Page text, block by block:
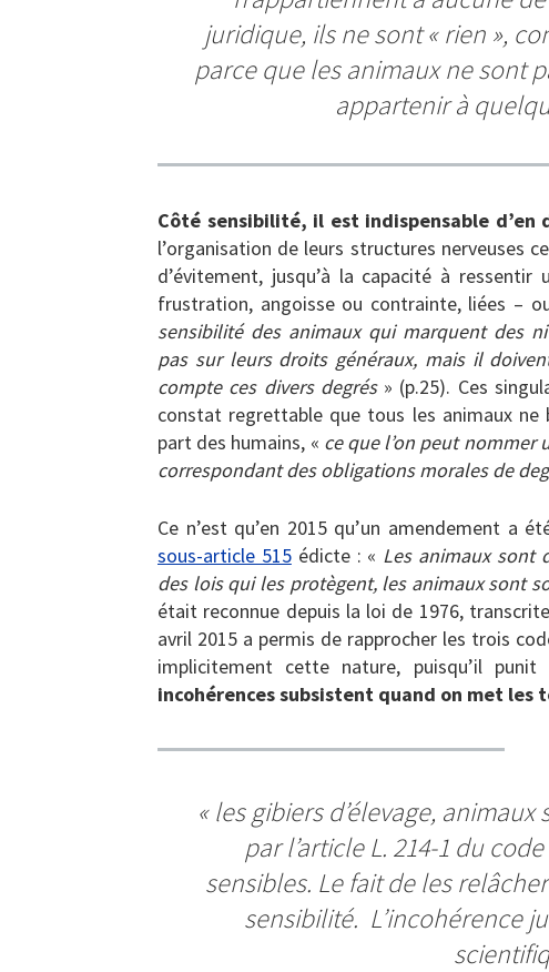
juridique, ils ne sont « rien »,
parce que les animaux ne sont
appartenir à
Côté sensibilité, il est indispensable d’en
l’organisation de leurs structures nerveuses
d’évitement, jusqu’à la capacité à
frustration, angoisse ou contrainte, liées –
sensibilité des animaux qui marquent des
pas sur leurs droits généraux, mais il
compte ces divers degrés» (p.25). Ces
constat regrettable que tous les animaux ne
part des humains, « ce que l’on peut nommer
correspondant des obligations morales de
Ce n’est qu’en 2015 qu’un amendement a
sous-article 515édicte : « Les animaux sont
des lois qui les protègent, les animaux sont
était reconnue depuis la loi de 1976,
avril 2015 a permis de rapprocher les trois
implicitement cette nature, puisqu’il
incohérences subsistent quand on met les
«les gibiers d’élevage,
par l’article L. 214-1 du
sensibles. Le fait de les
sensibilité. L’incohérence